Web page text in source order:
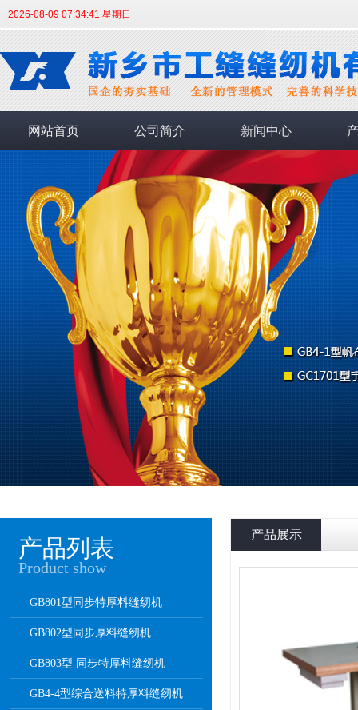
2026-08-09 07:34:42 星期日
网站首页 公司简介 新闻中心
产品列表
Product show
GB801型同步特厚料缝纫机
GB802型同步厚料缝纫机
GB803型 同步特厚料缝纫机
GB4-4型综合送料特厚料缝纫机
产品展示